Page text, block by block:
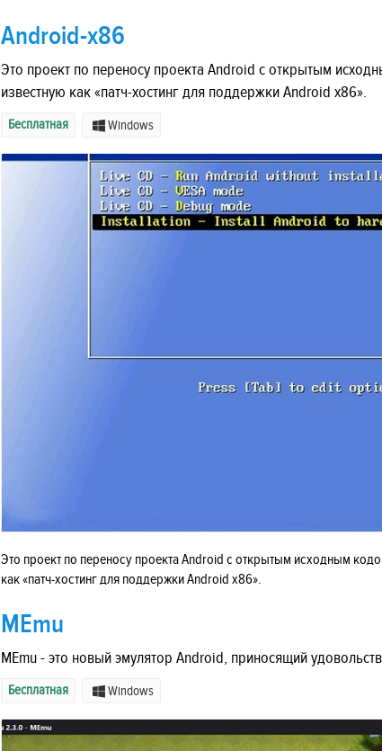
Android-x86
Это проект по переносу проекта Android с открытым
известную как «патч-хостинг для поддержки Android x86».
Бесплатная Windows
Это проект по переносу проекта Android с открытым исходным
как «патч-хостинг для поддержки Android x86».
MEmu
MEmu - это новый эмулятор Android, приносящий
Бесплатная Windows